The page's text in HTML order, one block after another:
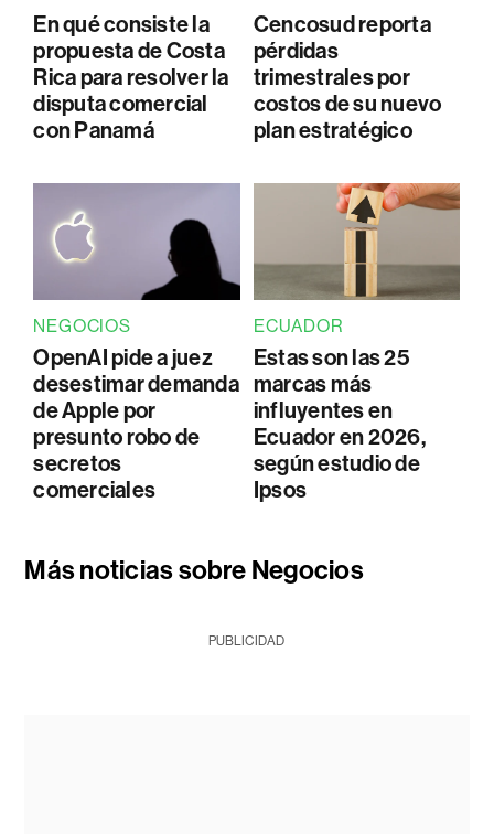
En qué consiste la
propuesta de Costa
Rica para resolver la
disputa comercial
con Panamá
Cencosud reporta
pérdidas
trimestrales por
costos de su nuevo
plan estratégico
NEGOCIOS
OpenAI pide a juez
desestimar demanda
de Apple por
presunto robo de
secretos
comerciales
ECUADOR
Estas son las 25
marcas más
influyentes en
Ecuador en 2026,
según estudio de
Ipsos
Más noticias sobre Negocios
PUBLICIDAD